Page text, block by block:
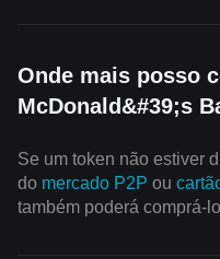
Onde mais posso
McDonald&#39;s
Se um token não estiver
do mercado P2P ou
também poderá comprá-